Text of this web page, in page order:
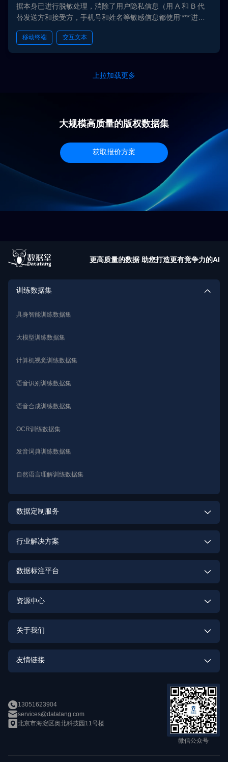
据本身已进行脱敏处理，消除了用户隐私信息（用 A 和 B 代
替发送方和接受方，手机号和姓名等敏感信息都使用'***'进行
代替）。多轮对话文本数据可用于自然语言理解等任务。
移动终端 交互文本
上拉加载更多
大规模高质量的版权数据集
获取报价方案
更高质量的数据 助您打造更有竞争力的AI
训练数据集
具身智能训练数据集
大模型训练数据集
计算机视觉训练数据集
语音识别训练数据集
语音合成训练数据集
OCR训练数据集
发音词典训练数据集
自然语言理解训练数据集
数据定制服务
激光雷达点云数据定制
OCR数据定制
行为识别数据定制
身份识别数据定制
语音识别数据定制
行业解决方案
智能驾驶解决方案
智能娱乐解决方案
智能家居解决方案
新零售解决方案
数据标注平台
数据标注实训平台
资源中心
关于我们
企业介绍
新闻中心
数据竞赛
友情链接
数加加
13051623904
services@datatang.com
北京市海淀区奥北科技园11号楼
微信公众号